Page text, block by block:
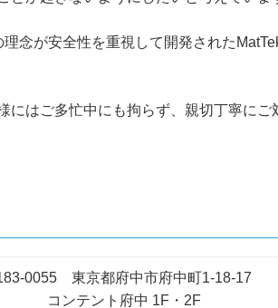
念が安全性を重視して開発された
にはご多忙中にも拘らず、親切丁寧にご
0055 東京都府中市府中町1-18-17
コンテント府中 1F・2F